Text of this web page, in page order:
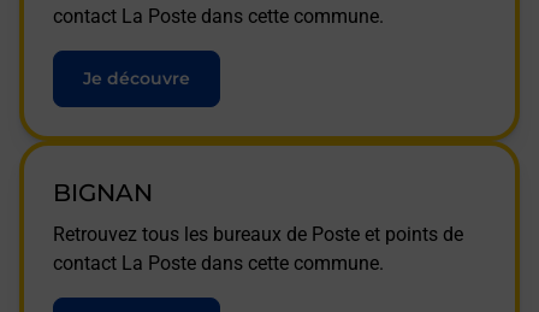
contact La Poste dans cette commune.
Je découvre
BIGNAN
Retrouvez tous les bureaux de Poste et points de
contact La Poste dans cette commune.